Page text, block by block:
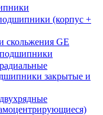
(корпус +
GE
закрытые и